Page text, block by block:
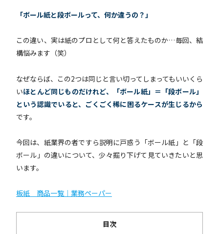
「ボール紙と段ボールって、何か違うの？」
この違い、実は紙のプロとして何と答えたものか…毎回、結
構悩みます（笑）
なぜならば、 この2つは同じと言い切ってしまってもいいくら
いほとんど同じものだけれど、「ボール紙」＝「段ボール」
という認識でいると、ごくごく稀に困るケースが生じるから
です。
今回は、紙業界の者ですら説明に戸惑う「ボール紙」と「段
ボール」の違いについて、少々掘り下げて見ていきたいと思
います。
板紙 商品一覧｜業務ペーパー
目次